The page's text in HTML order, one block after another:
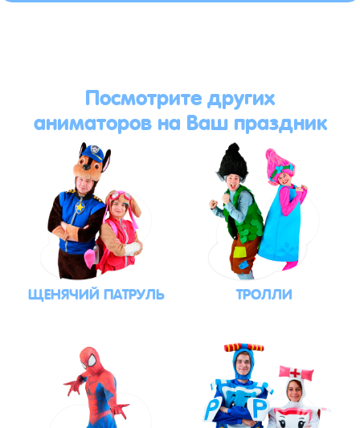
Посмотрите других
аниматоров на Ваш праздник
ЩЕНЯЧИЙ ПАТРУЛЬ ТРОЛЛИ